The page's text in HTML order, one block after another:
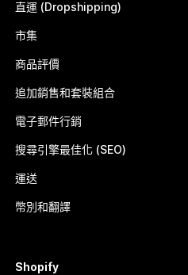
直運 (Dropshipping)
市集
商品評價
追加銷售和套裝組合
電子郵件行銷
搜尋引擎最佳化 (SEO)
運送
幣別和翻譯
Shopify